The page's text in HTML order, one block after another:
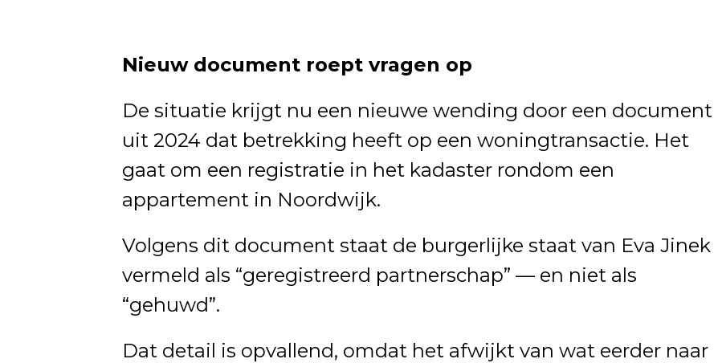
Nieuw document roept vragen op
De situatie krijgt nu een nieuwe wending door een document
uit 2024 dat betrekking heeft op een woningtransactie. Het
gaat om een registratie in het kadaster rondom een
appartement in Noordwijk.
Volgens dit document staat de burgerlijke staat van Eva Jinek
vermeld als “geregistreerd partnerschap” — en niet als
“gehuwd”.
Dat detail is opvallend, omdat het afwijkt van wat eerder naar